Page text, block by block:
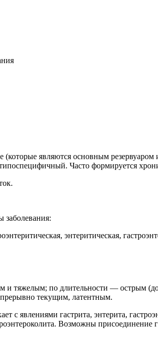
являются основным
Часто формируется
энтеритическая,
и тяжелым; по длительности — острым
текущим, латентным.
с явлениями гастрита, энтерита,
Возможны